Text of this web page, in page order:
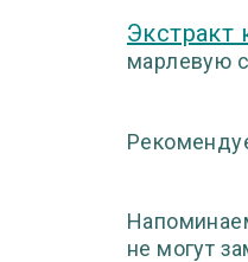
Экстракт
марлевую
не могут